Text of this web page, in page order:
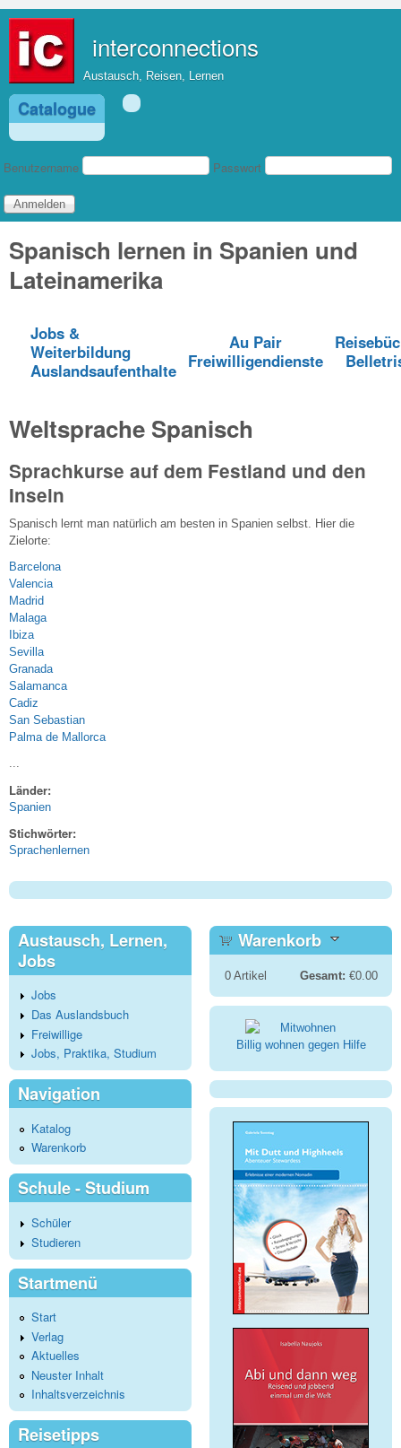
interconnections
Austausch, Reisen, Lernen
Catalogue
Benutzeranmeldung
Benutzername Passwort
Spanisch lernen in Spanien und
Lateinamerika
Jobs &
Weiterbildung
Auslandsaufenthalte
Au Pair
Freiwilligendienste
Weltsprache Spanisch
Sprachkurse auf dem Festland und den
Inseln
Spanisch lernt man natürlich am besten in Spanien selbst. Hier die
Zielorte:
Barcelona
Valencia
Madrid
Malaga
Ibiza
Sevilla
Granada
Salamanca
Cadiz
San Sebastian
Palma de Mallorca
...
Länder:
Spanien
Stichwörter:
Sprachenlernen
Austausch, Lernen,
Jobs
Jobs
Das Auslandsbuch
Freiwillige
Jobs, Praktika, Studium
Navigation
Katalog
Warenkorb
Schule - Studium
Schüler
Studieren
Startmenü
Start
Verlag
Aktuelles
Neuster Inhalt
Inhaltsverzeichnis
Reisetipps
Warenkorb
0Artikel Gesamt: €0.00
Billig wohnen gegen Hilfe